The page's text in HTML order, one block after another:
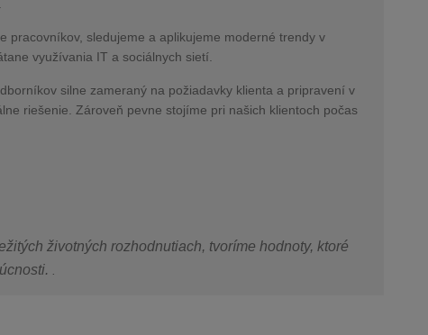
pracovníkov, sledujeme a aplikujeme moderné trendy v
využívania IT a sociálnych sietí.
silne zameraný na požiadavky klienta a pripravení v
riešenie. Zároveň pevne stojíme pri našich klientoch počas
životných rozhodnutiach, tvoríme hodnoty, ktoré
.